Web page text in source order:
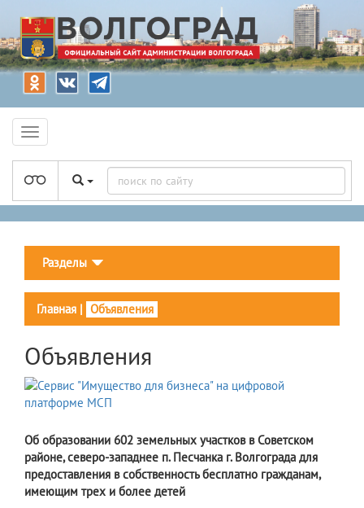
Разделы
Главная | Объявления
Объявления
Об образовании 602 земельных участков в Советском
районе, северо-западнее п. Песчанка г. Волгограда для
предоставления в собственность бесплатно гражданам,
имеющим трех и более детей